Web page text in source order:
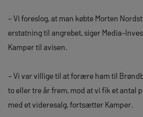
– Vi foreslog, at man købte Morten
erstatning til angrebet, siger Media-
Kamper til avisen.
– Vi var villige til at forære ham til
to eller tre år frem, mod at vi fik et antal
med et videresalg, fortsætter Kamper.